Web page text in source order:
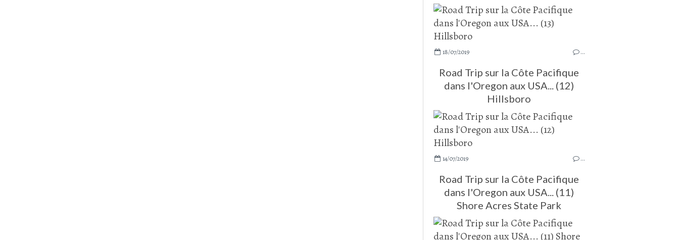
18/07/2019 …
Road Trip sur la Côte Pacifique
dans l'Oregon aux USA... (12)
Hillsboro
14/07/2019 …
Road Trip sur la Côte Pacifique
dans l'Oregon aux USA... (11)
Shore Acres State Park